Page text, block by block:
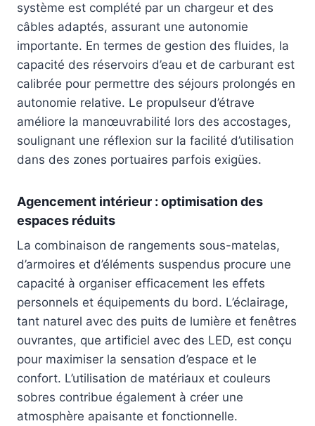
système est complété par un chargeur et des
câbles adaptés, assurant une autonomie
importante. En termes de gestion des fluides, la
capacité des réservoirs d’eau et de carburant est
calibrée pour permettre des séjours prolongés en
autonomie relative. Le propulseur d’étrave
améliore la manœuvrabilité lors des accostages,
soulignant une réflexion sur la facilité d’utilisation
dans des zones portuaires parfois exigües.
Agencement intérieur : optimisation des
espaces réduits
La combinaison de rangements sous-matelas,
d’armoires et d’éléments suspendus procure une
capacité à organiser efficacement les effets
personnels et équipements du bord. L’éclairage,
tant naturel avec des puits de lumière et fenêtres
ouvrantes, que artificiel avec des LED, est conçu
pour maximiser la sensation d’espace et le
confort. L’utilisation de matériaux et couleurs
sobres contribue également à créer une
atmosphère apaisante et fonctionnelle.